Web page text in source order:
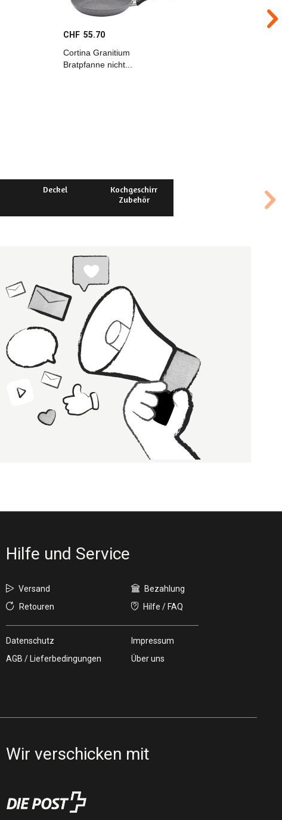
CHF 55.70
Cortina Granitium
Bratpfanne nicht...
Deckel
Kochgeschirr
Zubehör
Hilfe und Service
Versand
Bezahlung
Retouren
Hilfe / FAQ
Datenschutz
Impressum
AGB / Lieferbedingungen
Über uns
Wir verschicken mit